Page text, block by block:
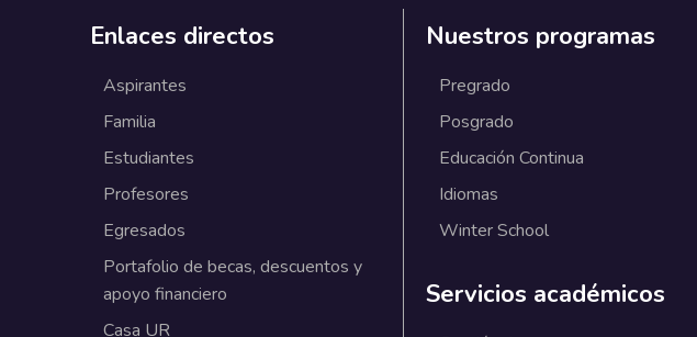
Enlaces directos
Aspirantes
Familia
Estudiantes
Profesores
Egresados
Portafolio de becas, descuentos y
apoyo financiero
Casa UR
Nuestros programas
Pregrado
Posgrado
Educación Continua
Idiomas
Winter School
Servicios académicos